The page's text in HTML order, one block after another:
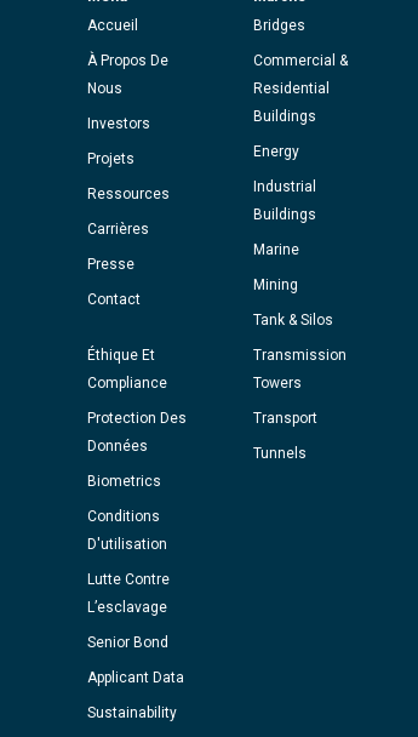
Accueil
À Propos De
Nous
Investors
Projets
Ressources
Carrières
Presse
Contact
Éthique Et
Compliance
Protection Des
Données
Biometrics
Conditions
D'utilisation
Lutte Contre
L’esclavage
Senior Bond
Applicant Data
Sustainability
Bridges
Commercial &
Residential
Buildings
Energy
Industrial
Buildings
Marine
Mining
Tank & Silos
Transmission
Towers
Transport
Tunnels